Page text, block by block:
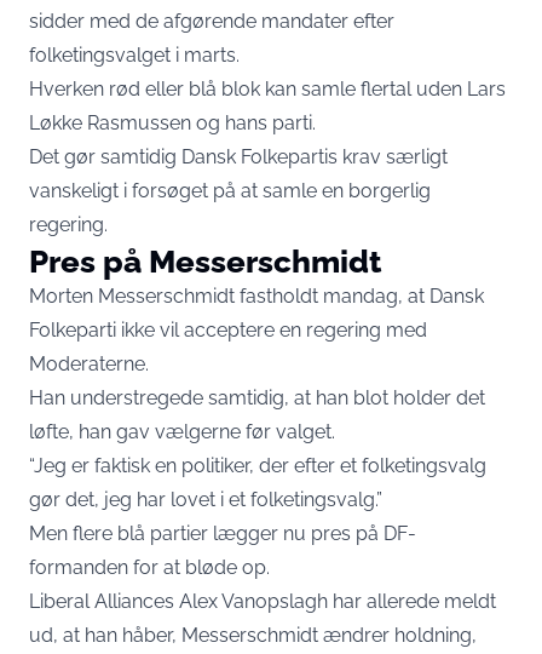
sidder med de afgørende mandater efter
folketingsvalget i marts.
Hverken rød eller blå blok kan samle flertal uden Lars
Løkke Rasmussen og hans parti.
Det gør samtidig Dansk Folkepartis krav særligt
vanskeligt i forsøget på at samle en borgerlig
regering.
Pres på Messerschmidt
Morten Messerschmidt fastholdt mandag, at Dansk
Folkeparti ikke vil acceptere en regering med
Moderaterne.
Han understregede samtidig, at han blot holder det
løfte, han gav vælgerne før valget.
“Jeg er faktisk en politiker, der efter et folketingsvalg
gør det, jeg har lovet i et folketingsvalg.”
Men flere blå partier lægger nu pres på DF-
formanden for at bløde op.
Liberal Alliances Alex Vanopslagh har allerede meldt
ud, at han håber, Messerschmidt ændrer holdning,